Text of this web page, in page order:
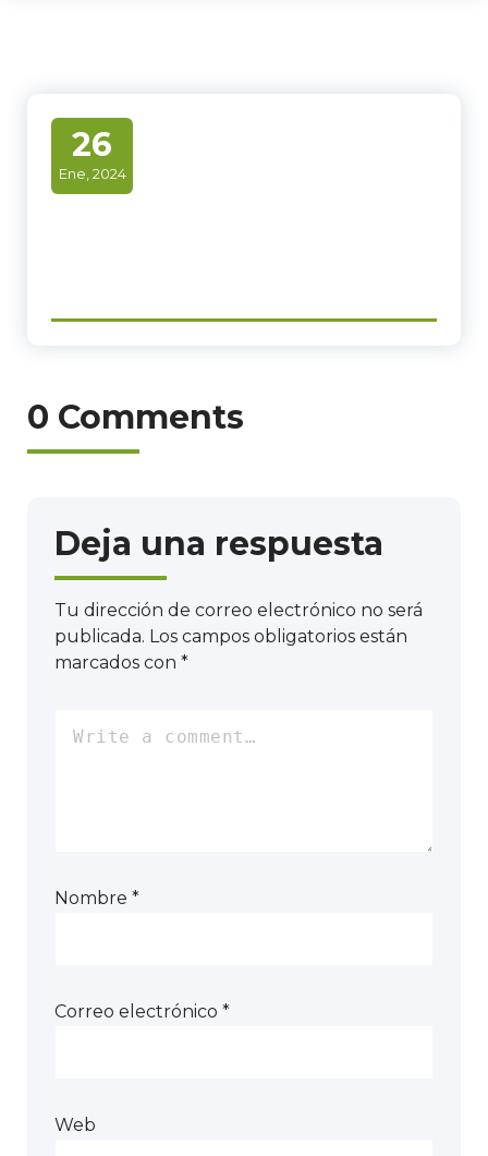
26
Ene, 2024
0 Comments
Deja una respuesta
Tu dirección de correo electrónico no será
publicada. Los campos obligatorios están
marcados con *
Nombre *
Correo electrónico *
Web